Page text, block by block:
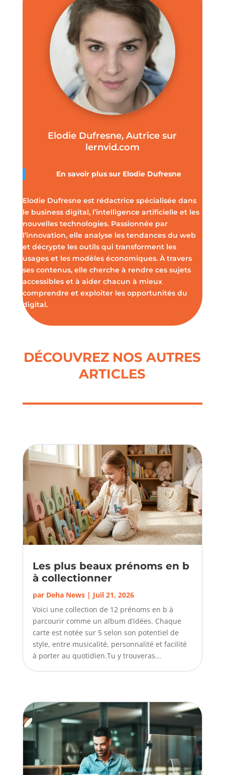
Elodie Dufresne, Autrice sur
lernvid.com
En savoir plus sur Elodie Dufresne
Elodie Dufresne est rédactrice spécialisée dans
le business digital, l’intelligence artificielle et les
nouvelles technologies. Passionnée par
l’innovation, elle analyse les tendances du web
et décrypte les outils qui transforment les
usages et les modèles économiques. À travers
ses contenus, elle cherche à rendre ces sujets
accessibles et à aider chacun à mieux
comprendre et exploiter les opportunités du
digital.
DÉCOUVREZ NOS AUTRES
ARTICLES
Les plus beaux prénoms en b
à collectionner
par Deha News| Juil 21, 2026
Voici une collection de 12 prénoms en b à
parcourir comme un album d’idées. Chaque
carte est notée sur 5 selon son potentiel de
style, entre musicalité, personnalité et facilité
à porter au quotidien.Tu y trouveras...